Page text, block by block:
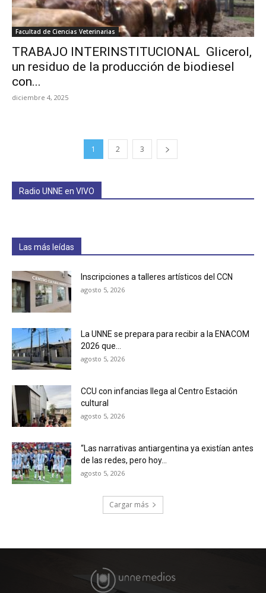
Facultad de Ciencias Veterinarias
TRABAJO INTERINSTITUCIONAL Glicerol,
un residuo de la producción de biodiesel
con...
diciembre 4, 2025
1 2 3
Radio UNNE en VIVO
Las más leídas
Inscripciones a talleres artísticos del CCN
agosto 5, 2026
La UNNE se prepara para recibir a la ENACOM
2026 que...
agosto 5, 2026
CCU con infancias llega al Centro Estación
cultural
agosto 5, 2026
“Las narrativas antiargentina ya existían antes
de las redes, pero hoy...
agosto 5, 2026
Cargar más